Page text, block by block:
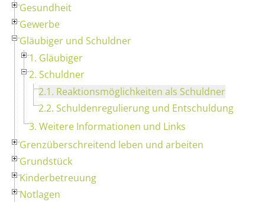
Gesundheit
Gewerbe
Gläubiger und Schuldner
1. Gläubiger
2. Schuldner
2.1. Reaktionsmöglichkeiten als Schuldner
2.2. Schuldenregulierung und Entschuldung
3. Weitere Informationen und Links
Grenzüberschreitend leben und arbeiten
Grundstück
Kinderbetreuung
Notlagen